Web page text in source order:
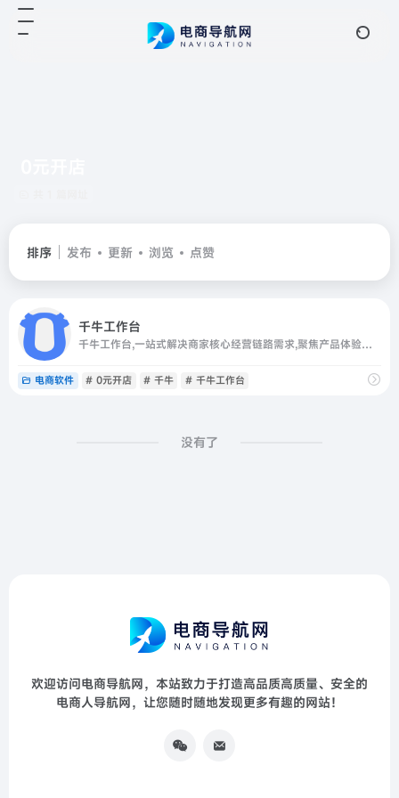
排序 发布 更新 浏览 点赞
千牛工作台
千牛工作台,一站式解决商家核心经营链路需求,聚焦产品体验与服务,服务千万活跃商家,日均电商资讯浏览百万次,数万家服务商合作伙伴打造服务生态闭环,提供完整电商解决方案
电商软件 # 0元开店 # 千牛 # 千牛工作台
没有了
欢迎访问电商导航网，本站致力于打造高品质高质量、安全的
电商人导航网，让您随时随地发现更多有趣的网站！